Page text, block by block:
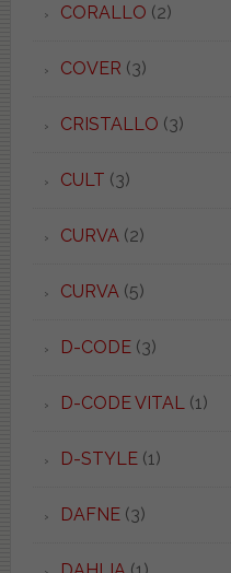
CORALLO (2)
COVER (3)
CRISTALLO (3)
CULT (3)
CURVA(2)
CURVA(5)
D-CODE(3)
D-CODE VITAL(1)
D-STYLE(1)
DAFNE(3)